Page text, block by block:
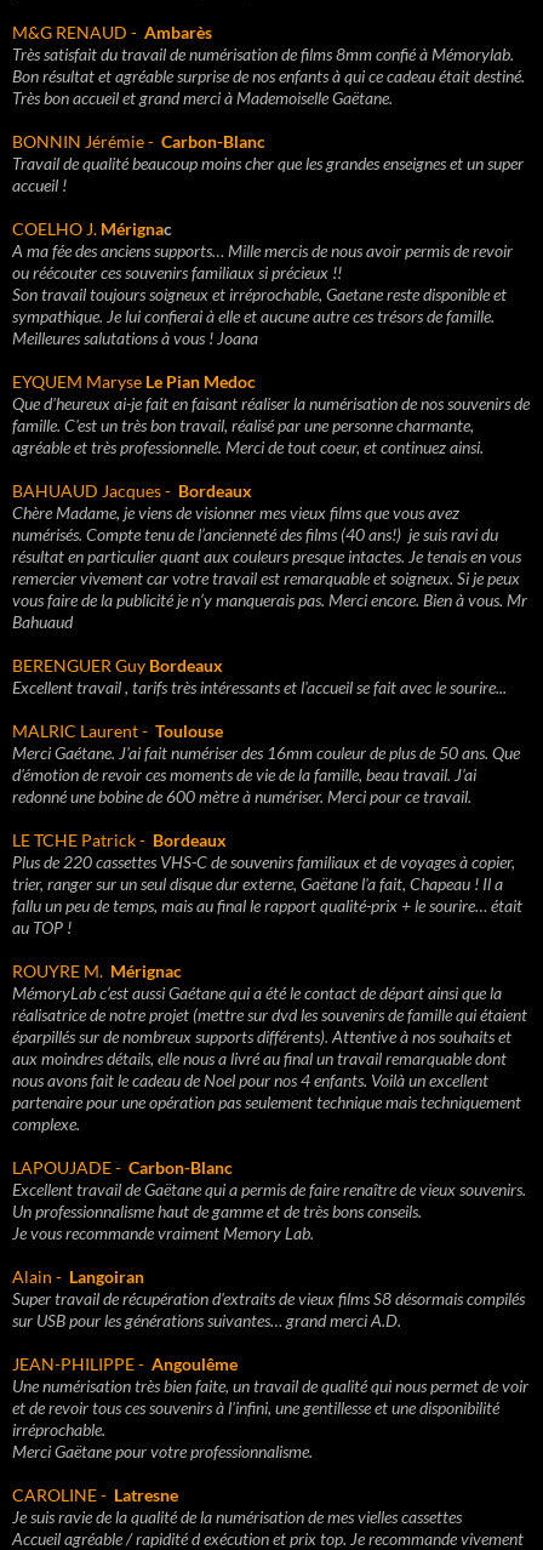
M&G RENAUD - Ambarès
Très satisfait du travail de numérisation de films 8mm confié à Mémorylab.
Bon résultat et agréable surprise de nos enfants à qui ce cadeau était destiné.
Très bon accueil et grand merci à Mademoiselle Gaëtane.
BONNIN Jérémie - Carbon-Blanc
Travail de qualité beaucoup moins cher que les grandes enseignes et un super
accueil !
COELHO J. Mérignac
A ma fée des anciens supports… Mille mercis de nous avoir permis de revoir
ou réécouter ces souvenirs familiaux si précieux !!
Son travail toujours soigneux et irréprochable, Gaetane reste disponible et
sympathique. Je lui confierai à elle et aucune autre ces trésors de famille.
Meilleures salutations à vous ! Joana
EYQUEM Maryse Le Pian Medoc
Que d'heureux ai-je fait en faisant réaliser la numérisation de nos souvenirs de
famille. C'est un très bon travail, réalisé par une personne charmante,
agréable et très professionnelle. Merci de tout coeur, et continuez ainsi.
BAHUAUD Jacques - Bordeaux
Chère Madame, je viens de visionner mes vieux films que vous avez
numérisés. Compte tenu de l’ancienneté des films (40 ans!) je suis ravi du
résultat en particulier quant aux couleurs presque intactes. Je tenais en vous
remercier vivement car votre travail est remarquable et soigneux. Si je peux
vous faire de la publicité je n’y manquerais pas. Merci encore. Bien à vous. Mr
Bahuaud
BERENGUER Guy Bordeaux
Excellent travail , tarifs très intéressants et l'accueil se fait avec le sourire...
MALRIC Laurent - Toulouse
Merci Gaétane. J'ai fait numériser des 16mm couleur de plus de 50 ans. Que
d'émotion de revoir ces moments de vie de la famille, beau travail. J'ai
redonné une bobine de 600 mètre à numériser. Merci pour ce travail.
LE TCHE Patrick - Bordeaux
Plus de 220 cassettes VHS-C de souvenirs familiaux et de voyages à copier,
trier, ranger sur un seul disque dur externe, Gaëtane l'a fait, Chapeau ! Il a
fallu un peu de temps, mais au final le rapport qualité-prix + le sourire… était
au TOP !
ROUYRE M. Mérignac
MémoryLab c’est aussi Gaétane qui a été le contact de départ ainsi que la
réalisatrice de notre projet (mettre sur dvd les souvenirs de famille qui étaient
éparpillés sur de nombreux supports différents). Attentive à nos souhaits et
aux moindres détails, elle nous a livré au final un travail remarquable dont
nous avons fait le cadeau de Noel pour nos 4 enfants. Voilà un excellent
partenaire pour une opération pas seulement technique mais techniquement
complexe.
LAPOUJADE - Carbon-Blanc
Excellent travail de Gaëtane qui a permis de faire renaître de vieux souvenirs.
Un professionnalisme haut de gamme et de très bons conseils.
Je vous recommande vraiment Memory Lab.
Alain - Langoiran
Super travail de récupération d'extraits de vieux films S8 désormais compilés
sur USB pour les générations suivantes… grand merci A.D.
JEAN-PHILIPPE - Angoulême
Une numérisation très bien faite, un travail de qualité qui nous permet de voir
et de revoir tous ces souvenirs à l'infini, une gentillesse et une disponibilité
irréprochable.
Merci Gaëtane pour votre professionnalisme.
CAROLINE - Latresne
Je suis ravie de la qualité de la numérisation de mes vielles cassettes
Accueil agréable / rapidité d exécution et prix top. Je recommande vivement